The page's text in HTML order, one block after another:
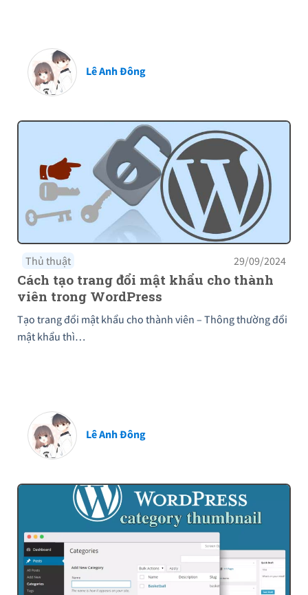
Lê Anh Đông
Thủ thuật 29/09/2024
Cách tạo trang đổi mật khẩu cho thành
viên trong WordPress
Tạo trang đổi mật khẩu cho thành viên – Thông thường đổi
mật khẩu thì…
Lê Anh Đông